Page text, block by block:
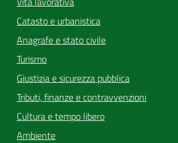
Catasto e urbanistica
Anagrafe e stato civile
Turismo
Giustizia e sicurezza pubblica
Tributi, finanze e contravvenzioni
Cultura e tempo libero
Ambiente